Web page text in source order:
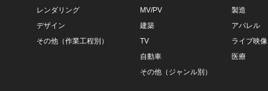
レンダリング
デザイン
その他（作業工程別）
MV/PV
製造
建築
アパレル
TV
ライブ映像
自動車
医療
その他（ジャンル別）